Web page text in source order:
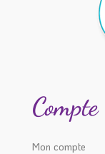
Compte
Mon compte